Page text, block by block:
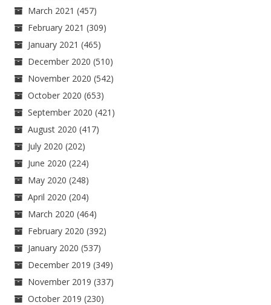
March 2021 (457)
February 2021 (309)
January 2021 (465)
December 2020 (510)
November 2020 (542)
October 2020 (653)
September 2020 (421)
August 2020 (417)
July 2020 (202)
June 2020 (224)
May 2020 (248)
April 2020 (204)
March 2020 (464)
February 2020 (392)
January 2020 (537)
December 2019 (349)
November 2019 (337)
October 2019 (230)